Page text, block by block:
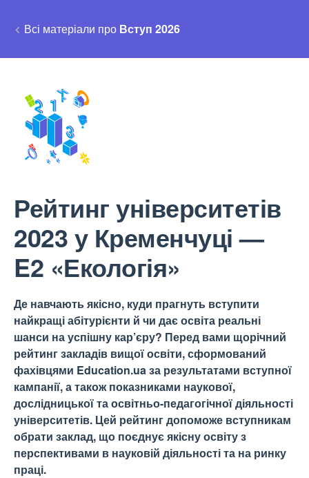
Всі матеріали про Вступ 2026
Рейтинг університетів
2023 у Кременчуці —
E2 «Екологія»
Де навчають якісно, куди прагнуть вступити
найкращі абітурієнти й чи дає освіта реальні
шанси на успішну кар’єру? Перед вами щорічний
рейтинг закладів вищої освіти, сформований
фахівцями Education.ua за результатами вступної
кампанії, а також показниками наукової,
дослідницької та освітньо-педагогічної діяльності
університетів. Цей рейтинг допоможе вступникам
обрати заклад, що поєднує якісну освіту з
перспективами в науковій діяльності та на ринку
праці.